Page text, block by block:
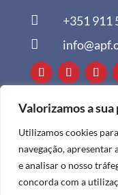
Valorizamos a
Utilizamos cookies
navegação,
e analisar o nosso
concorda com a
 +351 911

Todos os
2024